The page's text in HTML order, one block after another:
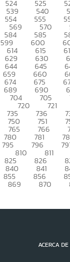
524 525
539 540
554 555
569 570
584 585
599 600
614 615
629 630
644 645
659 660
674 675
689 690
704 705
720 721
735 736
750 751
765 766
780 781
795 796
810 811
825 826
840 841
855 856
869 870
ACERCA